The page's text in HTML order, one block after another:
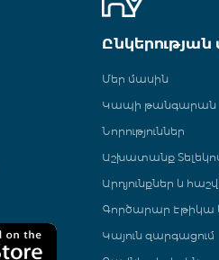
Ընկերության
Մեր մասին
Կապի թանգարան
Նորություններ
Աշխատանք
Արդյունքներ և
Գործարար Էթիկա
Կայուն զարգացում